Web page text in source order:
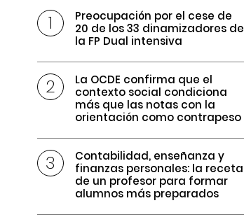
Preocupación por el cese de
20 de los 33 dinamizadores de
la FP Dual intensiva
La OCDE confirma que el
contexto social condiciona
más que las notas con la
orientación como contrapeso
Contabilidad, enseñanza y
finanzas personales: la receta
de un profesor para formar
alumnos más preparados